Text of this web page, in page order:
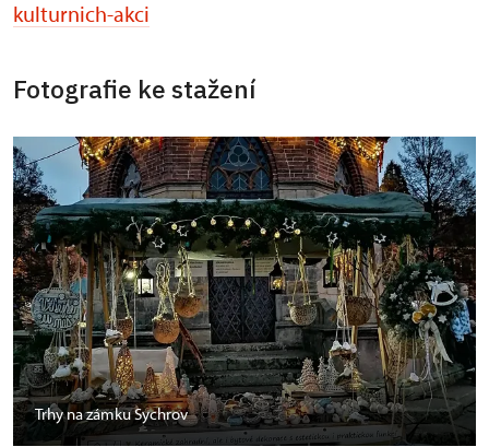
kulturnich-akci
Fotografie ke stažení
Trhy na zámku Sychrov